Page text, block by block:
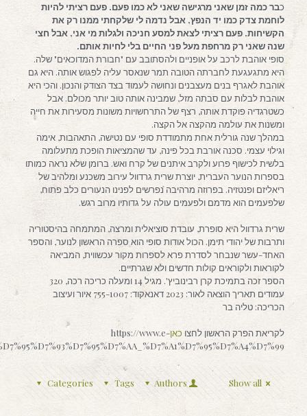
כבר כמה זמן שאני מרגישה שאני לא כמו פעם. פעם רציתי להיות
לוחמת צדק כמו יד הנפץ, אבל נדמה לי שלקחתי ממנו רק את
הקשיחות. פעם רציתי לצאת למסע חניכה ולגלות מי אני, אבל חצי
שנה שאני רק מרחפת מעל פני החיים בלי לחיות אותם.
סופי אוהבת לרכב על אופניים ולהסתובב עם "חבורת המדוכאים" שלה.
היא מתגעגעת לחברתה הטובה תמר שנאסר עליה לפגוש אותה. היא גם
אוהבת לאגרף בנים מעצבנים ונחושה לעמוד בצד הצודק והנכון. והכי היא
אוהבת לבלות עם סבתה מזל, שמבינה אותה טוב יותר מכולם. אבל
כשטרגדיה פוקדת אותה, רצף של התרחשויות משונות מסעירות את חייה
ומשנות את עולמה מהקצה אל הקצה.
במהלך שנה גורלית אחת מתמודדת סופי עם נטישה, התאהבות, אימה
וגילוי עצמי. סכנה אורבת בכל פינה, עד שהמציאות הופכת מתעלומה
בלשית לכישוף פרוע ולקרב איתנים של קרח ואש. ברומן שלא נראה כמותו
בספרות הנוער העברית, יוצרת שרית גרדוול עירוב משכנע ומלהיב של
ריאליזם ופנטזיה. בפרוזה מרהיבה נפרשים לפנינו הנעורים כלב פתוח,
שלפעמים הוא מדמם ולפעמים עולה על גדותיו מרוב רגש.
שרית גרדוול היא סופרת, עובדת סוציאלית ומרצה, המתמחה בהיסטוריה
ותרבות של יהודי תימן. הכול אודות סופי הוא ספרה הראשון לנוער, והספר
האחד-עשר שנבחר לסדרת פרא לספרות מקור עכשווית, המביאה
לקוראות ולקוראים קולות חדשים ולא שגרתיים.
הספר זכה בתמיכת קרן רבינוביץ'. מגיל 14 ומעלה כריכה רכה, 320
עמודים תאריך הוצאה לאור: 2023 דאנאקוד: 755-1007 איור ועיצוב
הכריכה: טליה בר
לקריאת הפרק הראשון לחצו כאןhttps://www.e-
Categories Tags Authors Show all